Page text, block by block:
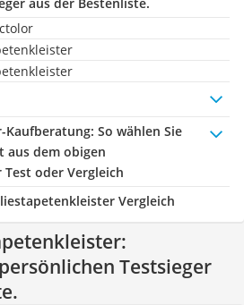
Kaufberatung: So wählen Sie
aus dem obigen
oder Vergleich
Vergleich
Testsieger